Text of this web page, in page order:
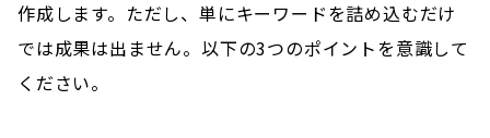
作成します。ただし、単にキーワードを詰め込むだけ
では成果は出ません。以下の3つのポイントを意識して
ください。